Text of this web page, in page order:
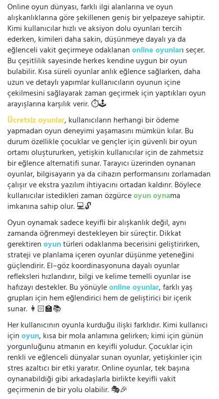
Online oyun dünyası, farklı ilgi alanlarına ve oyun
alışkanlıklarına göre şekillenen geniş bir yelpazeye sahiptir.
Kimi kullanıcılar hızlı ve aksiyon dolu oyunları tercih
ederken, kimileri daha sakin, düşünmeye dayalı ya da
eğlenceli vakit geçirmeye odaklananonline oyunları seçer.
Bu çeşitlilik sayesinde herkes kendine uygun bir oyun
bulabilir. Kısa süreli oyunlar anlık eğlence sağlarken, daha
uzun ve detaylı yapımlar kullanıcıların oyunun içine
çekilmesini sağlayarak zaman geçirmek için yaptıkları oyun
arayışlarına karşılık verir. ⏱️🕹️
Ücretsiz oyunlar, kullanıcıların herhangi bir ödeme
yapmadan oyun deneyimi yaşamasını mümkün kılar. Bu
durum özellikle çocuklar ve gençler için güvenli bir oyun
ortamı oluştururken, yetişkin kullanıcılar için de zahmetsiz
bir eğlence alternatifi sunar. Tarayıcı üzerinden oynanan
oyunlar, bilgisayarın ya da cihazın performansını zorlamadan
çalışır ve ekstra yazılım ihtiyacını ortadan kaldırır. Böylece
kullanıcılar istedikleri zaman özgürceoyun oynama
imkanına sahip olur. 💻🔓
Oyun oynamak sadece keyifli bir alışkanlık değil, aynı
zamanda öğrenmeyi destekleyen bir süreçtir. Dikkat
gerektirenoyuntürleri odaklanma becerisini geliştirirken,
strateji ve planlama içeren oyunlar düşünme yeteneğini
güçlendirir. El–göz koordinasyonuna dayalı oyunlar
refleksleri hızlandırır, bilgi ve kelime temelli oyunlar ise
hafızayı destekler. Bu yönüyleonline oyunlar, farklı yaş
grupları için hem eğlendirici hem de geliştirici bir içerik
sunar. 👩🏻‍🏫📚
Her kullanıcının oyunla kurduğu ilişki farklıdır. Kimi kullanıcı
içinoyun, kısa bir mola anlamına gelirken; kimi için günün
yorgunluğunu atmanın en keyifli yoludur. Çocuklar için
renkli ve eğlenceli dünyalar sunan oyunlar, yetişkinler için
stres azaltıcı bir etki yaratır. Online oyunlar, tek başına
oynanabildiği gibi arkadaşlarla birlikte keyifli vakit
geçirmenin de bir yolu olabilir. 🎭🎉